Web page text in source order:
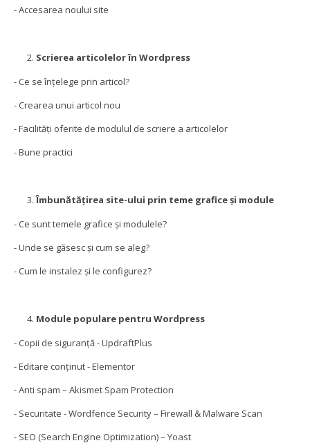
- Accesarea noului site
Scrierea articolelor în Wordpress
- Ce se înțelege prin articol?
- Crearea unui articol nou
- Facilități oferite de modulul de scriere a articolelor
- Bune practici
Îmbunătățirea site-ului prin teme grafice și module
- Ce sunt temele grafice și modulele?
- Unde se găsesc și cum se aleg?
- Cum le instalez și le configurez?
Module populare pentru Wordpress
- Copii de siguranță - UpdraftPlus
- Editare conținut - Elementor
- Anti spam – Akismet Spam Protection
- Securitate - Wordfence Security – Firewall & Malware Scan
- SEO (Search Engine Optimization) – Yoast